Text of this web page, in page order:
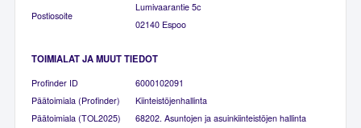
Postiosoite
Lumivaarantie 5c
02140 Espoo
TOIMIALAT JA MUUT TIEDOT
Profinder ID
6000102091
Päätoimiala (Profinder)
Kiinteistöjenhallinta
Päätoimiala (TOL2025)
68202. Asuntojen ja asuinkiinteistöjen hallinta